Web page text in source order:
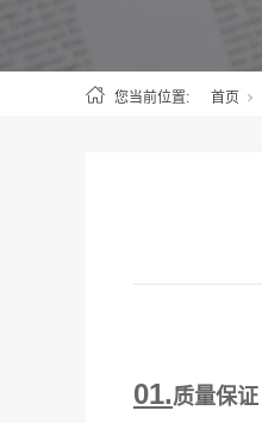
您当前位置: 首页
01.质量保证